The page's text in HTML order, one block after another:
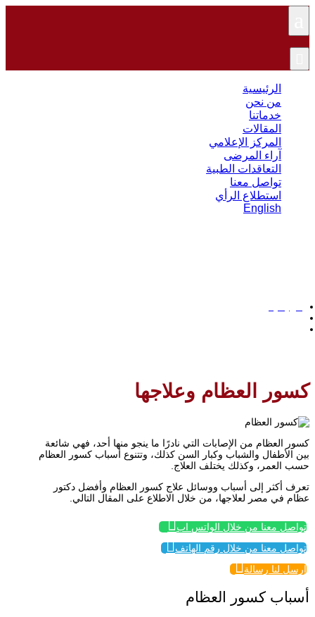
الرئيسية
من نحن
خدماتنا
المقالات
المركز الإعلامي
آراء المرضى
التعاقدات الطبية
تواصل معنا
استطلاع الرأي
English
كسور العظام وعلاجها
كسور العظام من الإصابات التي نادرًا ما ينجو منها أحد، فهي شائعة
بين الأطفال والشباب وكبار السن كذلك، وتتنوع أسباب كسور العظام
حسب العمر، وكذلك يختلف العلاج.
تعرف أكثر إلى أسباب ووسائل علاج كسور العظام وأفضل دكتور
عظام في مصر لعلاجها، من خلال الاطلاع على المقال التالي.
تواصل معنا من خلال الواتس اب
تواصل معنا من خلال رقم الهاتف
إرسل لنا رسالة
أسباب كسور العظام